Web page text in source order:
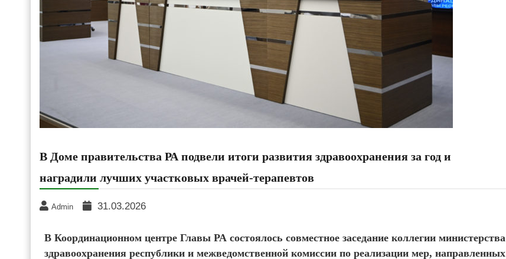
В Доме правительства РА подвели итоги развития здравоохранения за год и
наградили лучших участковых врачей-терапевтов
Admin 31.03.2026
В Координационном центре Главы РА состоялось совместное заседание коллегии министерства
здравоохранения республики и межведомственной комиссии по реализации мер, направленных